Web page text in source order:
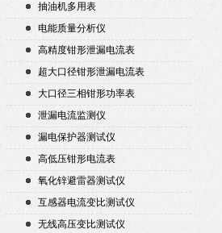
抽油机多用表
电能质量分析仪
高精度钳形泄漏电流表
超大口径钳形泄漏电流表
大口径三相钳形功率表
泄漏电流监测仪
漏电保护器测试仪
高低压钳形电流表
氧化锌避雷器测试仪
互感器电流变比测试仪
无线高压变比测试仪